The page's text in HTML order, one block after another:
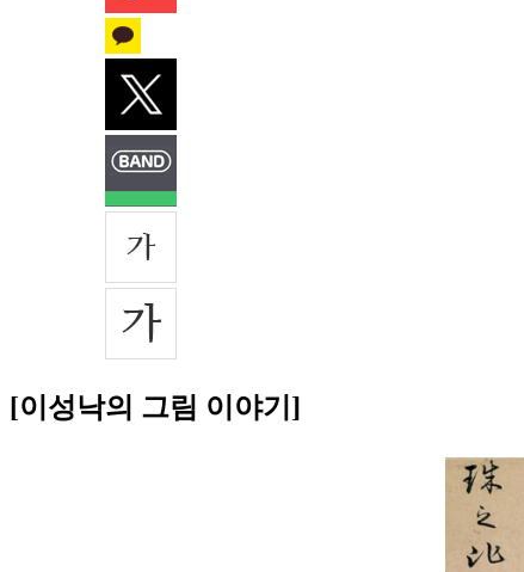
[이성낙의 그림 이야기]